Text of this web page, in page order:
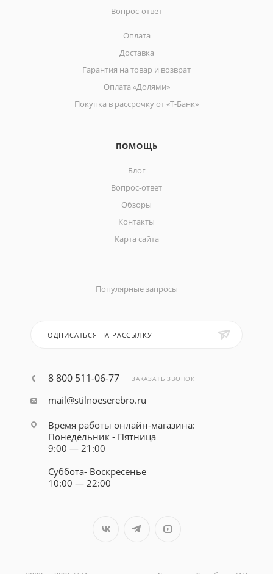
Вопрос-ответ
Оплата
Доставка
Гарантия на товар и возврат
Оплата «Долями»
Покупка в рассрочку от «Т-Банк»
ПОМОЩЬ
Блог
Вопрос-ответ
Обзоры
Контакты
Карта сайта
Популярные запросы
ПОДПИСАТЬСЯ НА РАССЫЛКУ
8 800 511-06-77 ЗАКАЗАТЬ ЗВОНОК
mail@stilnoeserebro.ru
Время работы онлайн-магазина:
Понедельник - Пятница
9:00 — 21:00
Суббота- Воскресенье
10:00 — 22:00